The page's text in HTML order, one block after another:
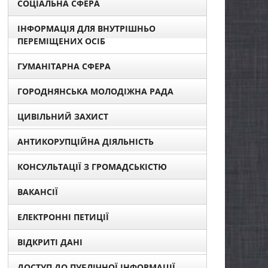
СОЦІАЛЬНА СФЕРА
ІНФОРМАЦІЯ ДЛЯ ВНУТРІШНЬО
ПЕРЕМІЩЕНИХ ОСІБ
ГУМАНІТАРНА СФЕРА
ГОРОДНЯНСЬКА МОЛОДІЖНА РАДА
ЦИВІЛЬНИЙ ЗАХИСТ
АНТИКОРУПЦІЙНА ДІЯЛЬНІСТЬ
КОНСУЛЬТАЦІЇ З ГРОМАДСЬКІСТЮ
ВАКАНСІЇ
ЕЛЕКТРОННІ ПЕТИЦІЇ
ВІДКРИТІ ДАНІ